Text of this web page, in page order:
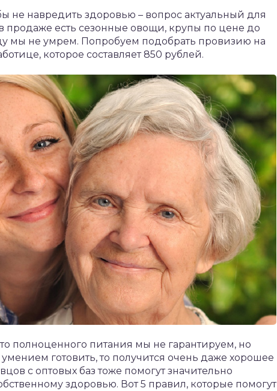
не навредить здоровью – вопрос актуальный для
продаже есть сезонные овощи, крупы по цене до
мы не умрем. Попробуем подобрать провизию на
которое составляет 850 рублей.
полноценного питания мы не гарантируем, но
готовить, то получится очень даже хорошее
с оптовых баз тоже помогут значительно
здоровью. Вот 5 правил, которые помогут